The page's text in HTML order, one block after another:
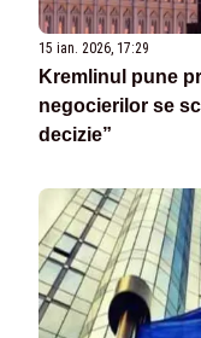
15 ian. 2026, 17:29
Kremlinul pune
negocierilor se
decizie”